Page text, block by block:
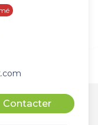
Contacter